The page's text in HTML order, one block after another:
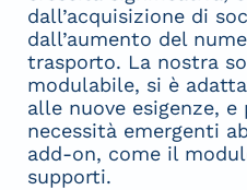
dall’acquisizione di
dall’aumento del
trasporto. La nostra
modulabile, si è
alle nuove esigenze,
necessità emergenti
add-on, come il
supporti.